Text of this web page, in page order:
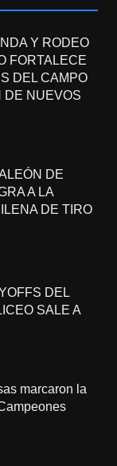
Y RODEO
FORTALECE
DEL CAMPO
DE NUEVOS
DE
A LA
DE TIRO
DEL
SALE A
marcaron la